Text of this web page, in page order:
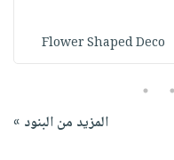
Flower Shaped Deco
4
5
المزيد من البنود »